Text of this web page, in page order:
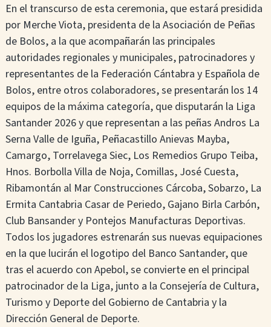
En el transcurso de esta ceremonia, que estará presidida
por Merche Viota, presidenta de la Asociación de Peñas
de Bolos, a la que acompañarán las principales
autoridades regionales y municipales, patrocinadores y
representantes de la Federación Cántabra y Española de
Bolos, entre otros colaboradores, se presentarán los 14
equipos de la máxima categoría, que disputarán la Liga
Santander 2026 y que representan a las peñas Andros La
Serna Valle de Iguña, Peñacastillo Anievas Mayba,
Camargo, Torrelavega Siec, Los Remedios Grupo Teiba,
Hnos. Borbolla Villa de Noja, Comillas, José Cuesta,
Ribamontán al Mar Construcciones Cárcoba, Sobarzo, La
Ermita Cantabria Casar de Periedo, Gajano Birla Carbón,
Club Bansander y Pontejos Manufacturas Deportivas.
Todos los jugadores estrenarán sus nuevas equipaciones
en la que lucirán el logotipo del Banco Santander, que
tras el acuerdo con Apebol, se convierte en el principal
patrocinador de la Liga, junto a la Consejería de Cultura,
Turismo y Deporte del Gobierno de Cantabria y la
Dirección General de Deporte.